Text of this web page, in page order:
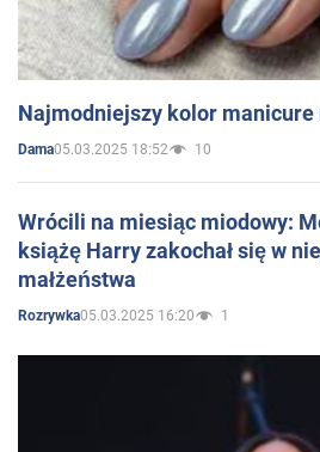
Najmodniejszy kolor
Dama05.03.2025 18:52 10
Wrócili na miesiąc miodowy:
książę Harry zakochał się w
małżeństwa
Rozrywka05.03.2025 16:20 1